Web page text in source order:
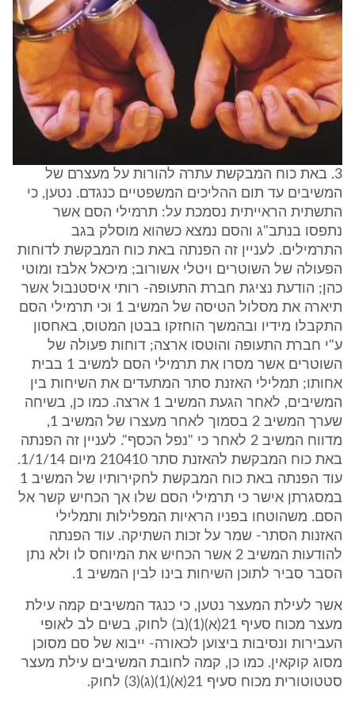
3. באת כוח המבקשת עתרה להורות על מעצרם של
המשיבים עד תום ההליכים המשפטיים כנגדם. נטען, כי
התשתית הראייתית נסמכת על: תרמילי הסם אשר
נתפסו בנתב"ג והסם נמצא כשהוא מוסלק בגב
התרמילים. לעניין זה הפנתה באת כוח המבקשת לדוחות
הפעולה של השוטרים ויטלי אשורוב; מיכאל אלבז ומוטי
כהן; הודעת נציגת חברת התעופה- רותי איסטנבול אשר
תיארה את מסלול הטיסה של המשיב 1 וכי תרמילי הסם
התקבלו מידיו ובהמשך הוחזקו בבטן המטוס, באחסון
ע"י חברת התעופה והוטסו ארצה; דוחות פעולה של
השוטרים אשר מסרו את תרמילי הסם למשיב 1 בבית
אחותו; תמלילי האזנת סתר המתעדים את השיחות בין
המשיבים, לאחר הגעת המשיב 1 ארצה. כמו כן, בשיחה
שערך המשיב 2 בסמוך לאחר מעצרו של המשיב 1,
מדווח המשיב 2 לאחר כי "נפל הכסף". לעניין זה הפנתה
באת כוח המבקשת להאזנת סתר 210410 מיום 1/1/14.
עוד הפנתה באת כוח המבקשת לחקירותיו של המשיב 1
במסגרתן אישר כי תרמילי הסם שלו אך הכחיש קשר אל
הסם. משהוטחו בפניו הראיות המפלילות ותמלילי
האזנות הסתר- שמר על זכות השתיקה. עוד הפנתה
להודעות המשיב 2 אשר הכחיש את המיוחס לו ולא נתן
הסבר סביר לתוכן השיחות בינו לבין המשיב 1.
אשר לעילת המעצר נטען, כי כנגד המשיבים קמה עילת
מעצר מכוח סעיף 21(א)(1)(ב) לחוק, בשים לב לאופי
העבירות ונסיבות ביצוען לכאורה- ייבוא של סם מסוכן
מסוג קוקאין. כמו כן, קמה לחובת המשיבים עילת מעצר
סטטוטורית מכוח סעיף 21(א)(1)(ג)(3) לחוק.